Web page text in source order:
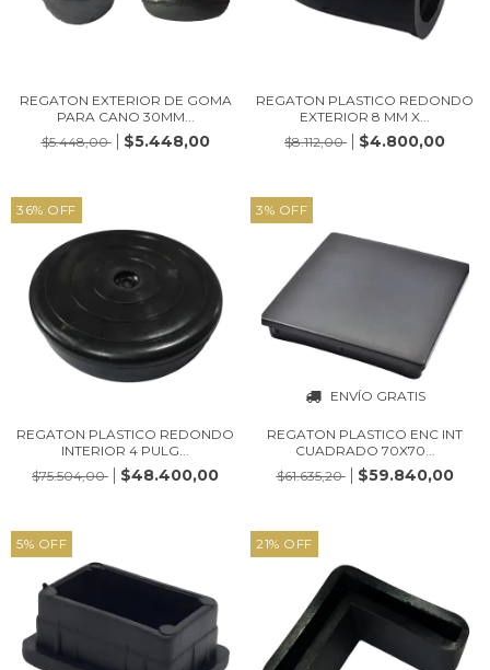
REGATON EXTERIOR DE GOMA
PARA CANO 30MM...
$5.448,00
$5.448,00
REGATON PLASTICO REDONDO
EXTERIOR 8 MM X...
$8.112,00
$4.800,00
36% OFF
REGATON PLASTICO REDONDO
INTERIOR 4 PULG...
$75.504,00
$48.400,00
3% OFF
ENVÍO GRATIS
REGATON PLASTICO ENC INT
CUADRADO 70X70...
$61.635,20
$59.840,00
5% OFF 21% OFF